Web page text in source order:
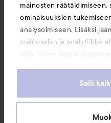
mainosten räätälöimiseen,
ominaisuuksien
analysoimiseen. Lisäksi
mainosalan ja analytiikka-
heille tai joita on kerätty,
evästeiden käytön.
Salli